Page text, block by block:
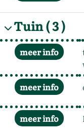
Tuin( 3 )